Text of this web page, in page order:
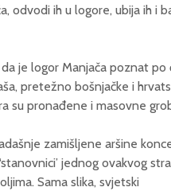
odvodi ih u logore, ubija ih i
je logor Manjača poznat po
pretežno bošnjačke i
su pronađene i masovne
zamišljene aršine
jednog ovakvog
Sama slika, svjetski